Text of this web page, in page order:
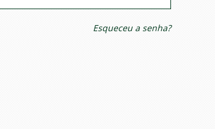
Esqueceu a senha?